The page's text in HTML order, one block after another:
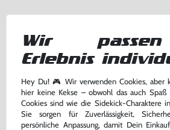
Wir
Erlebnis
Hey Du! 🎮 Wir verwenden Cookies, aber
hier keine Kekse – obwohl das auch Spaß
Cookies sind wie die Sidekick-Charaktere
Sie sorgen für Zuverlässigkeit,
persönliche Anpassung, damit Dein